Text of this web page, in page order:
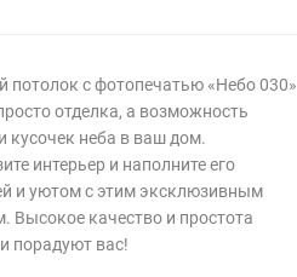
потолок с фотопечатью «Небо 030»
отделка, а возможность
кусочек неба в ваш дом.
интерьер и наполните его
и уютом с этим эксклюзивным
Высокое качество и простота
порадуют вас!